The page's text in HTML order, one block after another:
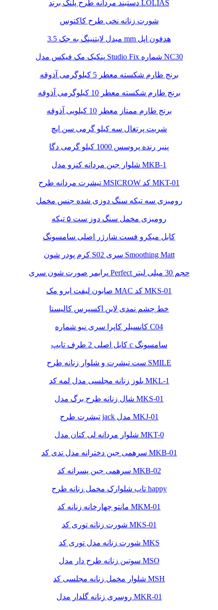
دستبند مردانه طرح پلنگ برند LOLIAS
شورت زنانه نخی طرح کاکتوس
مبدل لایتنینگ به جک 3.5 mm هدفون اپل
پنکیک مک فیکس مدل Studio Fix شماره NC30
برنج طارم شکسته معطر 5 کیلوگرمی آذوقه
برنج طارم شکسته معطر 10 کیلوگرمی آذوقه
برنج طارم ممتاز معطر 10 کیلویی آذوقه
شربت پرتغال سه کیلو گرمی سن ایچ
پنیر رنده پروسس 1000 کیلو گرمی دگا
شلوار جین مردانه کنزو مدل MKB-1
تیشرت مردانه طرح MSICROW کد MKT-01
رومیزی سه تیکه سنگ دوزی شده جنس مخمل
رومیزی مخمل سنگ دوز ست ۵ تیکه
کابل میکرو فست شارژر اصلی سامسونگ
کرم پودر شون S02 سری Smoothing Matt
پرایمر صورت شون سری Perfect حجم 30 میلی لیتر
صابون لیفت ابرو مک MAC کد MKS-01
خط چشم نمدی لاین اکسپرس کالیستا
کانسیلر کاپرا سری نیو شماره C04
کابل اصلی 2 طرف تایپ c سامسونگ
ست تیشرت و شلوار زنانه طرح SMILE
بلوز زنانه مجلسی مدل لمه کد MKL-1
شال زنانه طرح برگ مدل MKS-01
تیشرت طرح jack مدل MKJ-01
شلوار مردانه لی کتان مدل MKT-0
سرهمی جین دخترانه مدل تدی کد MKB-01
سرهمی جین پسرانه کد MKB-02
تاپ شلوارک مخمل زنانه طرح happy
مانتو چهارخانه زنانه کد MKM-01
شورت زنانه توری کد MKS-01
شورت زنانه مدل توری کد MKS
سوتین زنانه طرح دار مدل MSO
شلوار مخمل زنانه مجلسی کد MSH
روسری زنانه گلدار مدل MKR-01